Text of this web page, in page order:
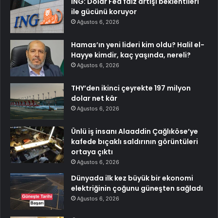
ile gücünü koruyor
Ağustos 6, 2026
Hamas’ın yeni lideri kim oldu? Halil el-
Hayye kimdir, kaç yaşında, nereli?
Ağustos 6, 2026
THY’den ikinci çeyrekte 197 milyon
dolar net kâr
Ağustos 6, 2026
Ünlü iş insanı Alaaddin Çağlıköse’ye
kafede bıçaklı saldırının görüntüleri
ortaya çıktı
Ağustos 6, 2026
Dünyada ilk kez büyük bir ekonomi
elektriğinin çoğunu güneşten sağladı
Ağustos 6, 2026